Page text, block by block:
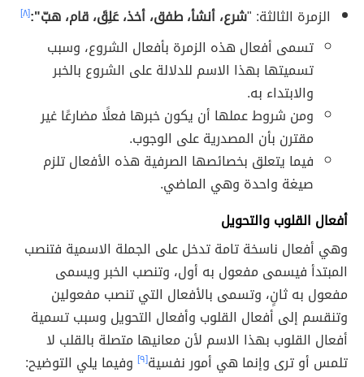
الزمرة الثالثة: "شرع، أنشأ، طفق، أخذ، عَلِقَ، قام، هبّ":[٨]
تسمى أفعال هذه الزمرة بأفعال الشروع، وسبب
تسميتها بهذا الاسم للدلالة على الشروع بالخبر
والابتداء به.
ومن شروط عملها أن يكون خبرها فعلًا مضارعًا غير
مقترن بأن المصدرية على الوجوب.
فيما يتعلق بخصائصها الصرفية هذه الأفعال تلزم
صيغة واحدة وهي الماضي.
أفعال القلوب والتحويل
وهي أفعال ناسخة تامة تدخل على الجملة الاسمية فتنصب
المبتدأ فيسمى مفعول به أول، وتنصب الخبر ويسمى
مفعول به ثانٍ، وتسمى بالأفعال التي تنصب مفعولين
وتنقسم إلى أفعال القلوب وأفعال التحويل وسبب تسمية
أفعال القلوب بهذا الاسم لأن معانيها متصلة بالقلب لا
تلمس أو ترى وإنما هي أمور نفسية[٩]
وفيما يلي التوضيح: